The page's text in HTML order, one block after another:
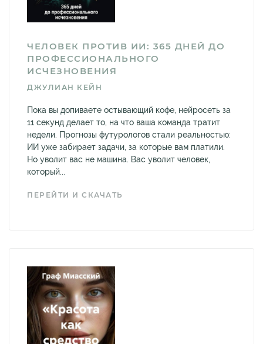
ЧЕЛОВЕК ПРОТИВ ИИ: 365 ДНЕЙ ДО
ПРОФЕССИОНАЛЬНОГО
ИСЧЕЗНОВЕНИЯ
ДЖУЛИАН КЕЙН
Пока вы допиваете остывающий кофе, нейросеть за
11 секунд делает то, на что ваша команда тратит
недели. Прогнозы футурологов стали реальностью:
ИИ уже забирает задачи, за которые вам платили.
Но уволит вас не машина. Вас уволит человек,
который...
ПЕРЕЙТИ И СКАЧАТЬ